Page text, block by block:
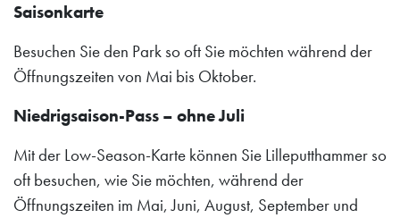
Saisonkarte
Besuchen Sie den Park so oft Sie möchten während der
Öffnungszeiten von Mai bis Oktober.
Niedrigsaison-Pass – ohne Juli
Mit der Low-Season-Karte können Sie Lilleputthammer so
oft besuchen, wie Sie möchten, während der
Öffnungszeiten im Mai, Juni, August, September und